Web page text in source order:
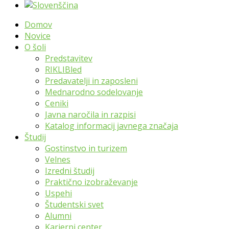
Domov
Novice
O šoli
Predstavitev
RIKLIBled
Predavatelji in zaposleni
Mednarodno sodelovanje
Ceniki
Javna naročila in razpisi
Katalog informacij javnega značaja
Študij
Gostinstvo in turizem
Velnes
Izredni študij
Praktično izobraževanje
Uspehi
Študentski svet
Alumni